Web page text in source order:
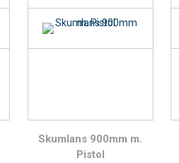
Skumlans 900mm m.
Pistol